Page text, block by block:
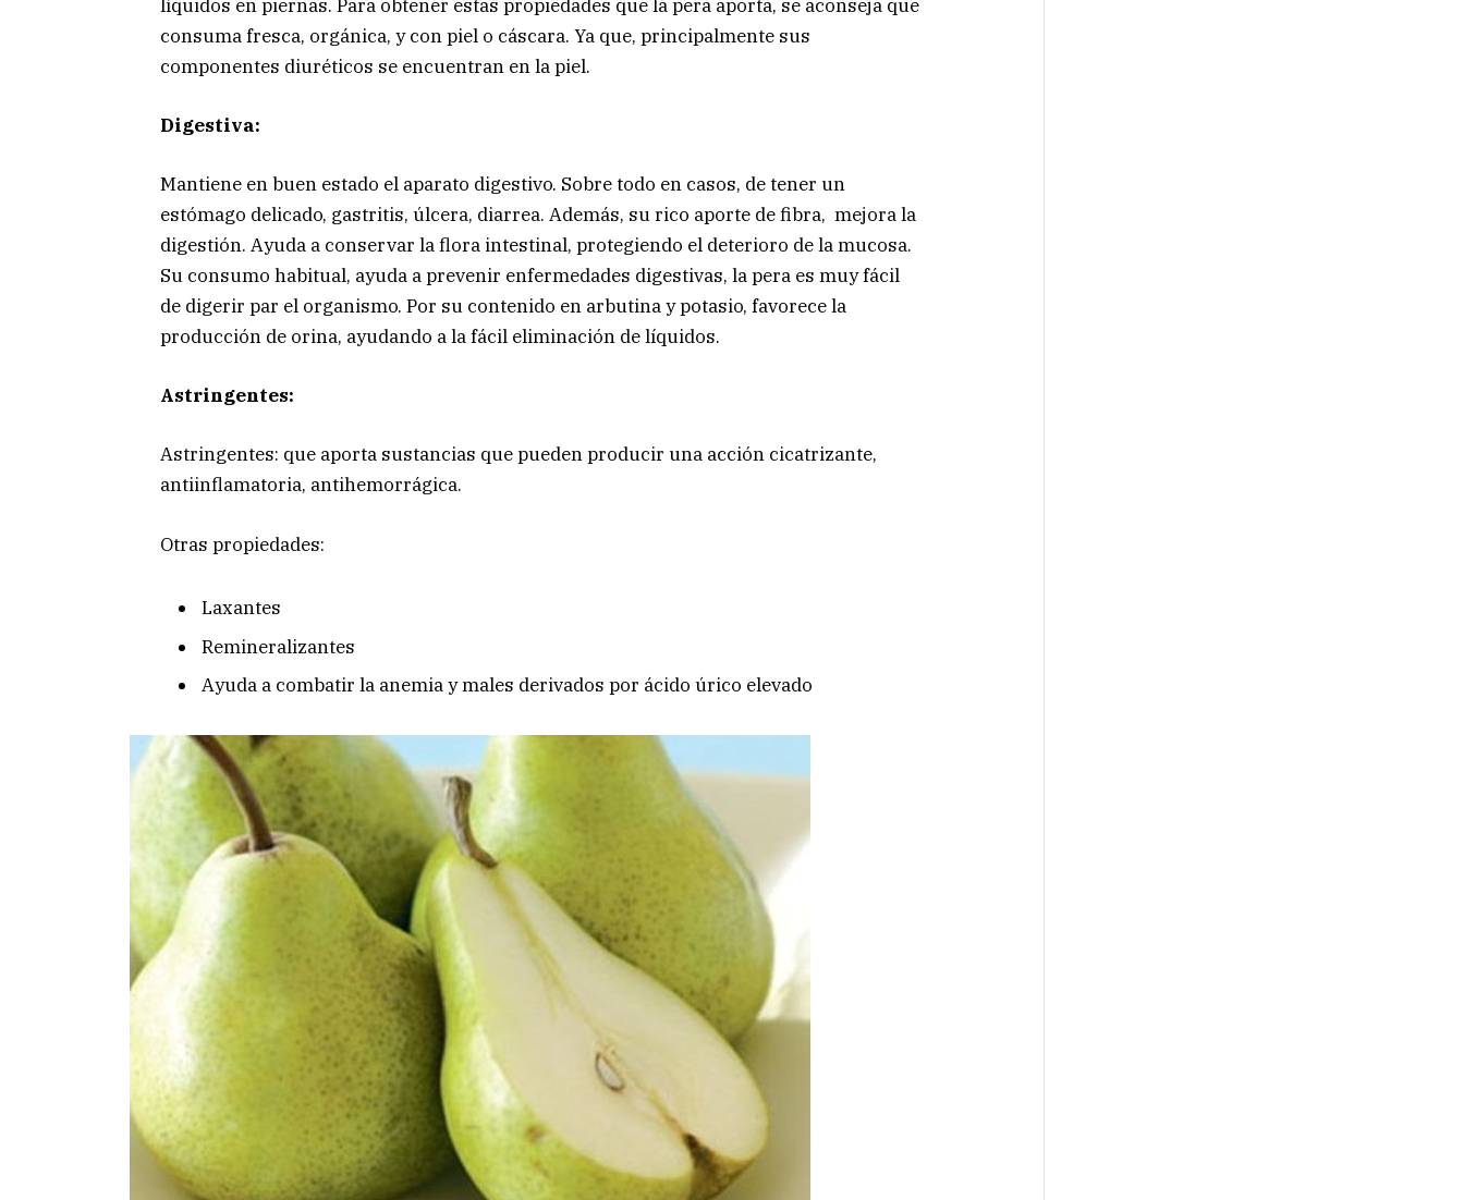
líquidos en piernas. Para obtener estas propiedades que la pera aporta, se aconseja que
consuma fresca, orgánica, y con piel o cáscara. Ya que, principalmente sus
componentes diuréticos se encuentran en la piel.
Digestiva:
Mantiene en buen estado el aparato digestivo. Sobre todo en casos, de tener un
estómago delicado, gastritis, úlcera, diarrea. Además, su rico aporte de fibra, mejora la
digestión. Ayuda a conservar la flora intestinal, protegiendo el deterioro de la mucosa.
Su consumo habitual, ayuda a prevenir enfermedades digestivas, la pera es muy fácil
de digerir par el organismo. Por su contenido en arbutina y potasio, favorece la
producción de orina, ayudando a la fácil eliminación de líquidos.
Astringentes:
Astringentes: que aporta sustancias que pueden producir una acción cicatrizante,
antiinflamatoria, antihemorrágica.
Otras propiedades:
Laxantes
Remineralizantes
Ayuda a combatir la anemia y males derivados por ácido úrico elevado